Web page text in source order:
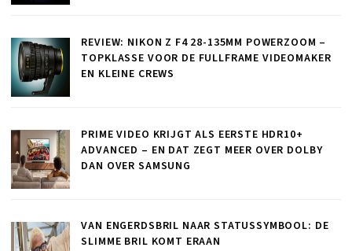
REVIEW: NIKON Z F4 28-135MM POWERZOOM –
TOPKLASSE VOOR DE FULLFRAME VIDEOMAKER
EN KLEINE CREWS
PRIME VIDEO KRIJGT ALS EERSTE HDR10+
ADVANCED – EN DAT ZEGT MEER OVER DOLBY
DAN OVER SAMSUNG
VAN ENGERDSBRIL NAAR STATUSSYMBOOL: DE
SLIMME BRIL KOMT ERAAN